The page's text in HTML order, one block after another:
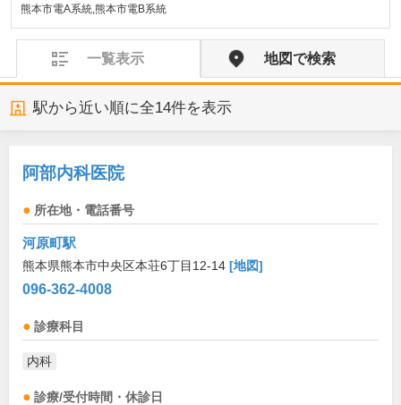
熊本市電A系統,熊本市電B系統
一覧表示 地図で検索
駅から近い順に全14件を表示
阿部内科医院
所在地・電話番号
河原町駅
熊本県熊本市中央区本荘6丁目12-14 [地図]
096-362-4008
診療科目
内科
診療/受付時間・休診日